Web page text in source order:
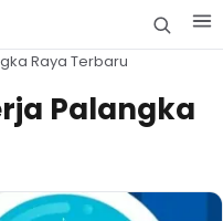
Raya Terbaru
Palangka